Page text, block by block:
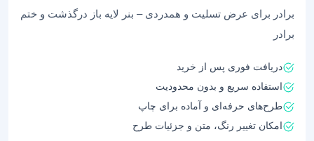
برادر برای عرض تسلیت و همدردی – بنر لایه باز درگذشت و ختم
برادر
دریافت فوری پس از خرید
استفاده سریع و بدون محدودیت
طرح‌های حرفه‌ای و آماده برای چاپ
امکان تغییر رنگ، متن و جزئیات طرح